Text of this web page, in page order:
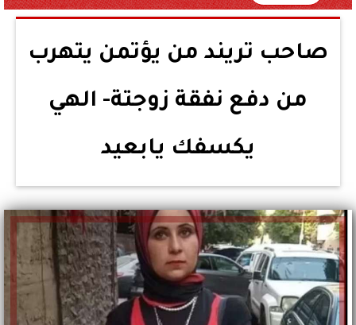
صاحب تريند من يؤتمن يتهرب
من دفع نفقة زوجتة- الهي
يكسفك يابعيد